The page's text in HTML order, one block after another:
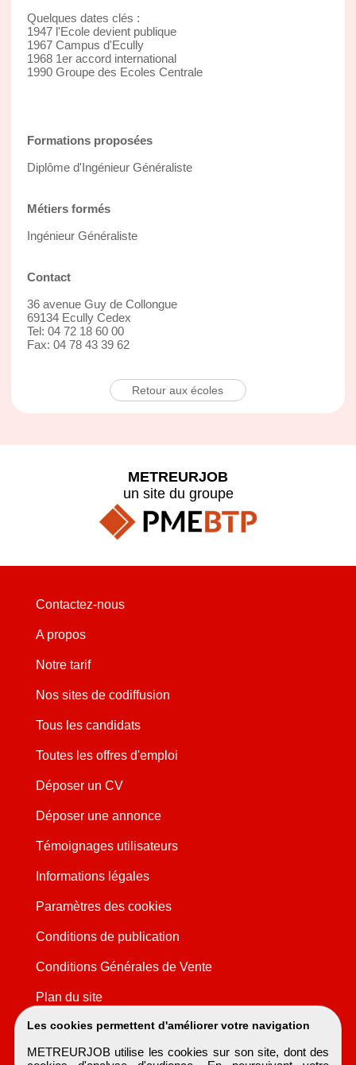
Quelques dates clés :
1947 l'Ecole devient publique
1967 Campus d'Ecully
1968 1er accord international
1990 Groupe des Ecoles Centrale
Formations proposées
Diplôme d'Ingénieur Généraliste
Métiers formés
Ingénieur Généraliste
Contact
36 avenue Guy de Collongue
69134 Ecully Cedex
Tel: 04 72 18 60 00
Fax: 04 78 43 39 62
Retour aux écoles
Les cookies permettent d'améliorer votre navigation
METREURJOB utilise les cookies sur son site, dont des
METREURJOB
un site du groupe
Contactez-nous
A propos
Notre tarif
Nos sites de codiffusion
Tous les candidats
Toutes les offres d'emploi
Déposer un CV
Déposer une annonce
Témoignages utilisateurs
Informations légales
Paramètres des cookies
Conditions de publication
Conditions Générales de Vente
Plan du site